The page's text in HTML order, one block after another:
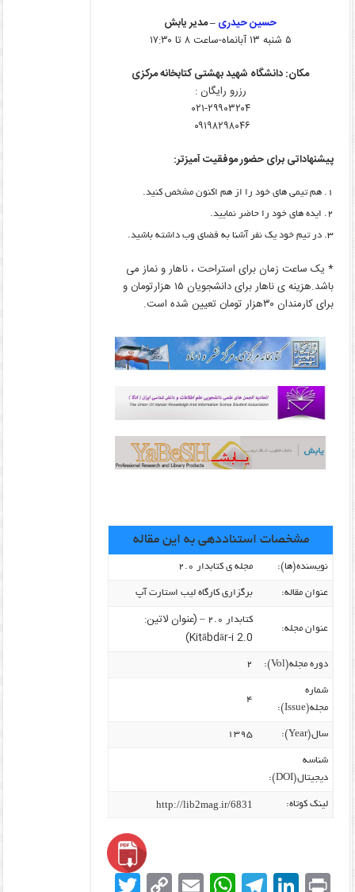
حسین حیدری– مدیر یابش
۵ شنبه ۱۳ آبانماه-ساعت ۸ تا ۱۷:۳۰
مکان: دانشگاه شهید بهشتی کتابخانه مرکزی
رزرو رایگان :
۰۲۱-۲۹۹۰۳۲۰۴
۰۹۱۹۸۲۹۸۰۴۶
پیشنهاداتی برای حضور موفقیت آمیزتر:
هم تیمی های خود را از هم اکنون مشخص کنید.
ایده های خود را حاضر نمایید.
در تیم خود یک نفر آشنا به فضای وب داشته باشید.
* یک ساعت زمان برای استراحت ، ناهار و نماز می
باشد.هزینه ی ناهار برای دانشجویان ۱۵ هزارتومان و
برای کارمندان ۳۰هزار تومان تعیین شده است.
مشخصات استناددهی به این مقاله
نویسنده‌(ها): مجله ی کتابدار ۲.۰
عنوان مقاله: برگزاری کارگاه لیب استارت آپ
عنوان مجله:
کتابدار ۲.۰ –
(عنوان لاتین:
Kitābdār-i 2.0)
دوره مجله(Vol): ۲
شماره
مجله(Issue):
۴
سال(Year): ۱۳۹۵
شناسه
دیجیتال(DOI):
لینک کوتاه: http://lib2mag.ir/6831